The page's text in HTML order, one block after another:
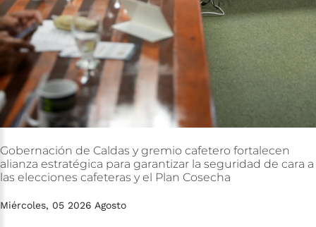
Gobernación de Caldas y gremio cafetero fortalecen
alianza estratégica para garantizar la seguridad de cara a
las elecciones cafeteras y el Plan Cosecha
Miércoles, 05 2026 Agosto